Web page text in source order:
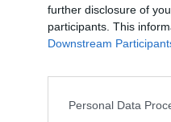
further disclosure of
participants. This
Downstream
Personal Data